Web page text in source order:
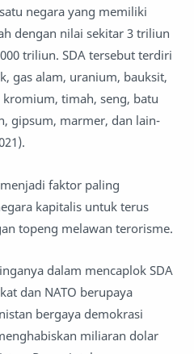
negara yang memiliki
dengan nilai sekitar 3 triliun
triliun. SDA tersebut terdiri
gas alam, uranium, bauksit,
timah, seng, batu
gipsum, marmer, dan lain-
faktor paling
kapitalis untuk terus
topeng melawan terorisme.
dalam mencaplok SDA
dan NATO berupaya
bergaya demokrasi
miliaran dolar